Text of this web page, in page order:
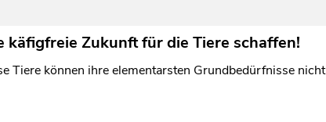
käfigfreie Zukunft für die Tiere schaffen!
Tiere können ihre elementarsten Grundbedürfnisse nicht